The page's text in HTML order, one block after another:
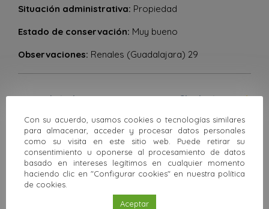
Situación administrativa: Propiedad
Estado de conservación: Muy bueno
Observaciones: Renales (Guadalajara) 29
Anterior Siguiente
Volver a la colección
Otras colecciones
Con su acuerdo, usamos cookies o tecnologías similares
para almacenar, acceder y procesar datos personales
como su visita en este sitio web. Puede retirar su
consentimiento u oponerse al procesamiento de datos
basado en intereses legítimos en cualquier momento
haciendo clic en "Configurar cookies" en nuestra política
de cookies.
Aceptar